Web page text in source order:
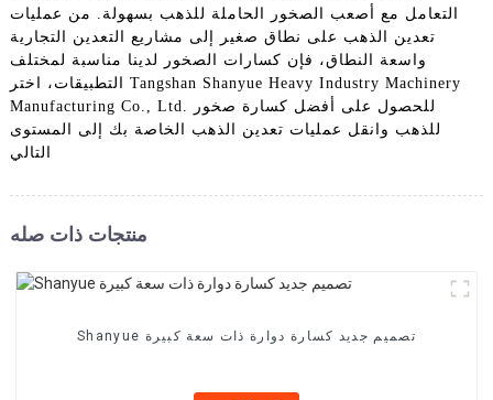
التعامل مع أصعب الصخور الحاملة للذهب بسهولة. من عمليات
تعدين الذهب على نطاق صغير إلى مشاريع التعدين التجارية
واسعة النطاق، فإن كسارات الصخور لدينا مناسبة لمختلف
التطبيقات، اختر Tangshan Shanyue Heavy Industry Machinery
Manufacturing Co., Ltd. للحصول على أفضل كسارة صخور
للذهب وانقل عمليات تعدين الذهب الخاصة بك إلى المستوى
التالي
منتجات ذات صله
Shanyue تصميم جديد كسارة دوارة ذات سعة كبيرة